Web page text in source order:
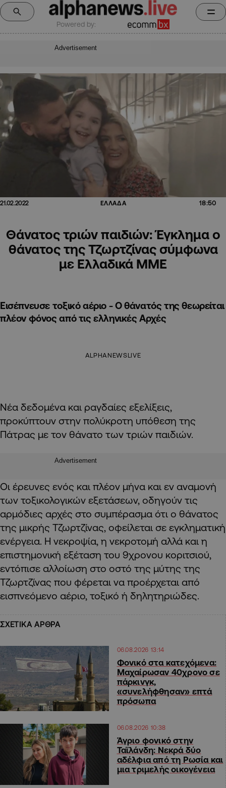
Powered by:
Advertisement
21.02.2022 ΕΛΛΑΔΑ 18:50
Θάνατος τριών παιδιών: Έγκλημα ο
θάνατος της Τζωρτζίνας σύμφωνα
με Ελλαδικά ΜΜΕ
Εισέπνευσε τοξικό αέριο - Ο θάνατός της θεωρείται
πλέον φόνος από τις ελληνικές Αρχές
ALPHANEWSLIVE
Νέα δεδομένα και ραγδαίες εξελίξεις,
προκύπτουν στην πολύκροτη υπόθεση της
Πάτρας με τον θάνατο των τριών παιδιών.
Advertisement
Οι έρευνες ενός και πλέον μήνα και εν αναμονή
των τοξικολογικών εξετάσεων, οδηγούν τις
αρμόδιες αρχές στο συμπέρασμα ότι ο θάνατος
της μικρής Τζωρτζίνας, οφείλεται σε εγκληματική
ενέργεια. Η νεκροψία, η νεκροτομή αλλά και η
επιστημονική εξέταση του 9χρονου κοριτσιού,
εντόπισε αλλοίωση στο οστό της μύτης της
Τζωρτζίνας που φέρεται να προέρχεται από
εισπνεόμενο αέριο, τοξικό ή δηλητηριώδες.
ΣΧΕΤΙΚΑ ΑΡΘΡΑ
06.08.2026 13:14
Φονικό στα κατεχόμενα:
Μαχαίρωσαν 40χρονο σε
πάρκινγκ,
«συνελήφθησαν» επτά
πρόσωπα
06.08.2026 10:38
Άγριο φονικό στην
Ταϊλάνδη: Νεκρά δύο
αδέλφια από τη Ρωσία και
μια τριμελής οικογένεια